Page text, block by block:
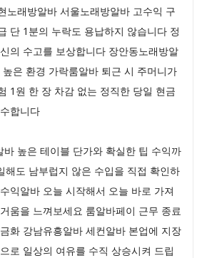
노래방알바 서울노래방알바 고수익 구
단 1분의 누락도 용납하지 않습니다 정
의 수고를 보상합니다 장안동노래방알
은 환경 가락룸알바 퇴근 시 주머니가
1원 한 장 차감 없는 정직한 당일 현금
합니다
바 높은 테이블 단가와 확실한 팁 수익까
해도 남부럽지 않은 수입을 직접 확인하
익알바 오늘 시작해서 오늘 바로 가져
움을 느껴보세요 룸알바페이 근무 종료
화 강남유흥알바 세컨알바 본업에 지장
로 일상의 여유를 수직 상승시켜 드립